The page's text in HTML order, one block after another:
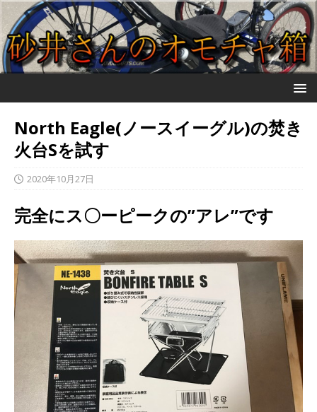
North Eagle(ノースイーグル)の焚き
火台Sを試す
2020年10月27日
完全にス〇ーピークの”アレ”です